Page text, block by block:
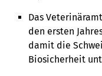
Das
den ersten
damit die
Biosicherheit